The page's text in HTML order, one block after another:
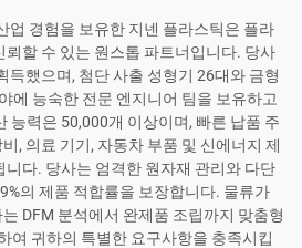
업 경험을 보유한 지넨 플라스틱은 플라
뢰할 수 있는 원스톱 파트너입니다. 당사
득했으며, 첨단 사출 성형기 26대와 금형
에 능숙한 전문 엔지니어 팀을 보유하고
능력은 50,000개 이상이며, 빠른 납품 주
, 의료 기기, 자동차 부품 및 신에너지 제
니다. 당사는 엄격한 원자재 관리와 다단
의 제품 적합률을 보장합니다. 물류가
DFM 분석에서 완제품 조립까지 맞춤형
여 귀하의 특별한 요구사항을 충족시킵